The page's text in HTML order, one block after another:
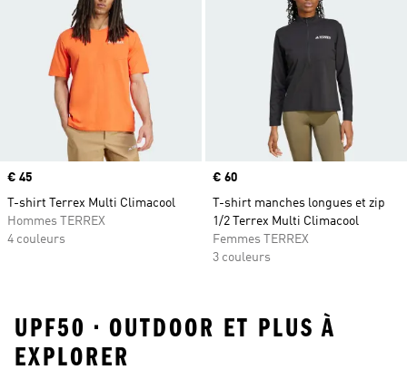
Prix
€ 45
T-shirt Terrex Multi Climacool
Hommes TERREX
4 couleurs
Prix
€ 60
T-shirt manches longues et zip
1/2 Terrex Multi Climacool
Femmes TERREX
3 couleurs
UPF50 • OUTDOOR ET PLUS À
EXPLORER